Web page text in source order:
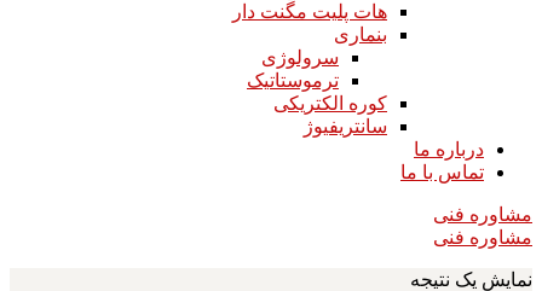
هات پلیت مگنت دار​​​​​​​
بنماری
سرولوژی
ترموستاتیک
کوره الکتریکی
سانتریفیوژ
درباره ما
تماس با ما
مشاوره فنی
مشاوره فنی
نمایش یک نتیجه